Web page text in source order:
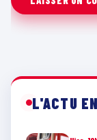
L'ACTU